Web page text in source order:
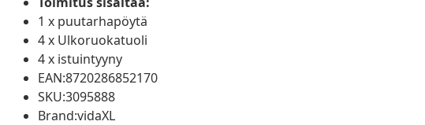
1 x puutarhapöytä
4 x Ulkoruokatuoli
4 x istuintyyny
EAN:8720286852170
SKU:3095888
Brand:vidaXL